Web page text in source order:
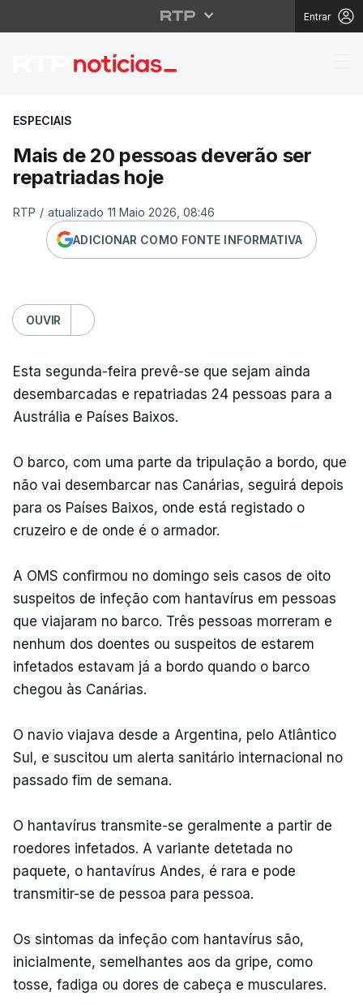
Entrar
Mais de 20 pessoas
ESPECIAIS
Mais de 20 pessoas deverão ser
repatriadas hoje
RTP / atualizado 11 Maio 2026, 08:46
ADICIONAR COMO FONTE INFORMATIVA
OUVIR
Esta segunda-feira prevê-se que sejam ainda
desembarcadas e repatriadas 24 pessoas para a
Austrália e Países Baixos.
O barco, com uma parte da tripulação a bordo, que
não vai desembarcar nas Canárias, seguirá depois
para os Países Baixos, onde está registado o
cruzeiro e de onde é o armador.
A OMS confirmou no domingo seis casos de oito
suspeitos de infeção com hantavírus em pessoas
que viajaram no barco. Três pessoas morreram e
nenhum dos doentes ou suspeitos de estarem
infetados estavam já a bordo quando o barco
chegou às Canárias.
O navio viajava desde a Argentina, pelo Atlântico
Sul, e suscitou um alerta sanitário internacional no
passado fim de semana.
O hantavírus transmite-se geralmente a partir de
roedores infetados. A variante detetada no
paquete, o hantavírus Andes, é rara e pode
transmitir-se de pessoa para pessoa.
Os sintomas da infeção com hantavírus são,
inicialmente, semelhantes aos da gripe, como
tosse, fadiga ou dores de cabeça e musculares.